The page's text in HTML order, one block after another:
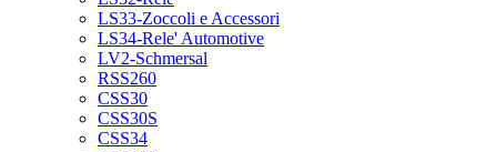
LS33-Zoccoli e Accessori
LS34-Rele' Automotive
LV2-Schmersal
RSS260
CSS30
CSS30S
CSS34